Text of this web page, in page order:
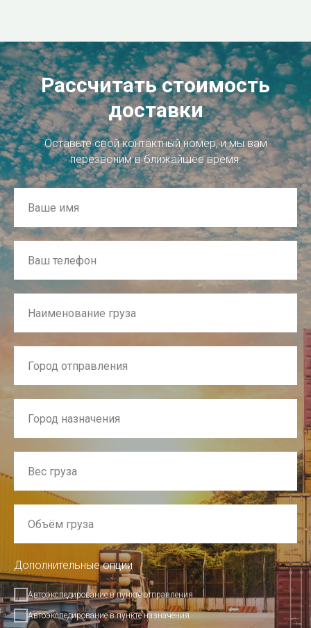
Рассчитать стоимость
доставки
Оставьте свой контактный номер, и мы вам
перезвоним в ближайшее время.
Дополнительные опции
Автоэкспедирование в пункте отправления
Автоэкспедирование в пункте назначения